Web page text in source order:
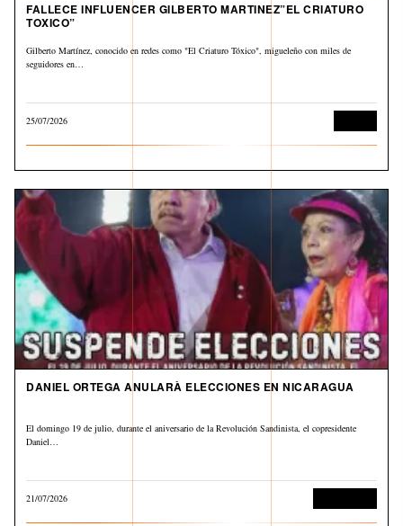
FALLECE INFLUENCER GILBERTO MARTINEZ”EL CRIATURO
TOXICO”
Gilberto Martínez, conocido en redes como "El Criaturo Tóxico", migueleño con miles de
seguidores en…
25/07/2026
DANIEL ORTEGA ANULARÀ ELECCIONES EN NICARAGUA
El domingo 19 de julio, durante el aniversario de la Revolución Sandinista, el copresidente
Daniel…
21/07/2026